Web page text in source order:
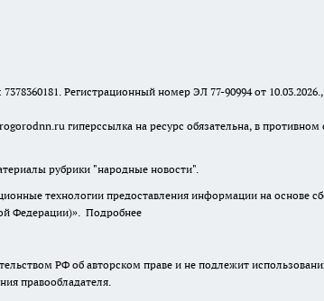
Регистрационный номер ЭЛ 77-90994 от
гиперссылка на ресурс обязательна, в противном
рубрики "народные новости".
технологии предоставления информации на основе
Федерации)». Подробнее
РФ об авторском праве и не подлежит
правообладателя.